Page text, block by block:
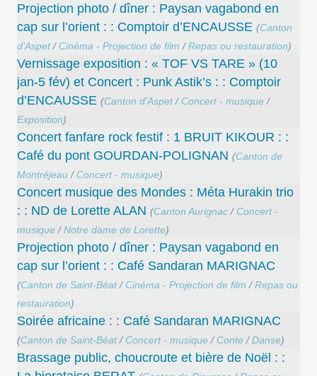
Projection photo / dîner : Paysan vagabond en
cap sur l’orient : : Comptoir d’ENCAUSSE (Canton
d’Aspet/ Cinéma - Projection de film /Repas ou restauration)
Vernissage exposition : « TOF VS TARE » (10
jan-5 fév) et Concert : Punk Astik’s : : Comptoir
d’ENCAUSSE (Canton d’Aspet/ Concert - musique /
Exposition)
Concert fanfare rock festif : 1 BRUIT KIKOUR : :
Café du pont GOURDAN-POLIGNAN (Canton de
Montréjeau / Concert - musique)
Concert musique des Mondes : Méta Hurakin trio
: : ND de Lorette ALAN (Canton Aurignac / Concert -
musique /Notre dame de Lorette)
Projection photo / dîner : Paysan vagabond en
cap sur l’orient : : Café Sandaran MARIGNAC
(Canton de Saint-Béat/ Cinéma - Projection de film /Repas ou
restauration)
Soirée africaine : : Café Sandaran MARIGNAC
(Canton de Saint-Béat/ Concert - musique / Conte /Danse)
Brassage public, choucroute et bière de Noël : :